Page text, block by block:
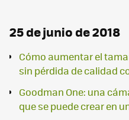
25 de junio de 2018
Cómo aumentar el
sin pérdida de calidad
Goodman One: una
que se puede crear en